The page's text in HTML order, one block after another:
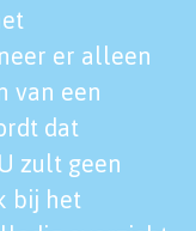
er alleen
van een
dat
zult geen
bij het